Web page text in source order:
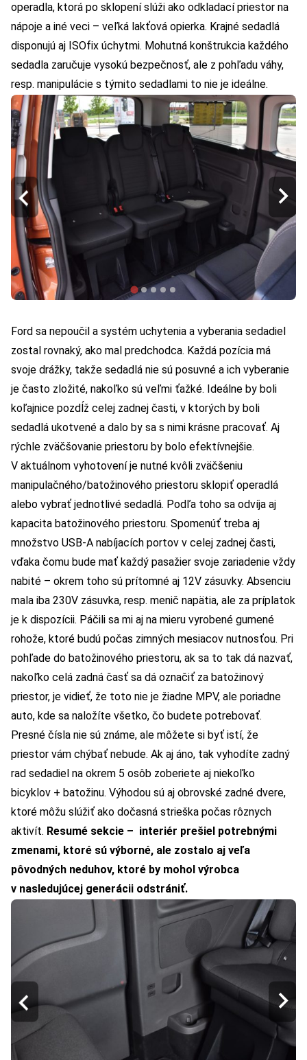
operadla, ktorá po sklopení slúži ako odkladací priestor na
nápoje a iné veci – veľká lakťová opierka. Krajné sedadlá
disponujú aj ISOfix úchytmi. Mohutná konštrukcia každého
sedadla zaručuje vysokú bezpečnosť, ale z pohľadu váhy,
resp. manipulácie s týmito sedadlami to nie je ideálne.
Ford sa nepoučil a systém uchytenia a vyberania sedadiel
zostal rovnaký, ako mal predchodca. Každá pozícia má
svoje drážky, takže sedadlá nie sú posuvné a ich vyberanie
je často zložité, nakoľko sú veľmi ťažké. Ideálne by boli
koľajnice pozdĺž celej zadnej časti, v ktorých by boli
sedadlá ukotvené a dalo by sa s nimi krásne pracovať. Aj
rýchle zväčšovanie priestoru by bolo efektívnejšie.
V aktuálnom vyhotovení je nutné kvôli zväčšeniu
manipulačného/batožinového priestoru sklopiť operadlá
alebo vybrať jednotlivé sedadlá. Podľa toho sa odvíja aj
kapacita batožinového priestoru. Spomenúť treba aj
množstvo USB-A nabíjacích portov v celej zadnej časti,
vďaka čomu bude mať každý pasažier svoje zariadenie vždy
nabité – okrem toho sú prítomné aj 12V zásuvky. Absenciu
mala iba 230V zásuvka, resp. menič napätia, ale za príplatok
je k dispozícii. Páčili sa mi aj na mieru vyrobené gumené
rohože, ktoré budú počas zimných mesiacov nutnosťou. Pri
pohľade do batožinového priestoru, ak sa to tak dá nazvať,
nakoľko celá zadná časť sa dá označiť za batožinový
priestor, je vidieť, že toto nie je žiadne MPV, ale poriadne
auto, kde sa naložíte všetko, čo budete potrebovať.
Presné čísla nie sú známe, ale môžete si byť istí, že
priestor vám chýbať nebude. Ak aj áno, tak vyhodíte zadný
rad sedadiel na okrem 5 osôb zoberiete aj niekoľko
bicyklov + batožinu. Výhodou sú aj obrovské zadné dvere,
ktoré môžu slúžiť ako dočasná strieška počas rôznych
aktivít. Resumé sekcie – interiér prešiel potrebnými
zmenami, ktoré sú výborné, ale zostalo aj veľa
pôvodných neduhov, ktoré by mohol výrobca
v nasledujúcej generácii odstrániť.